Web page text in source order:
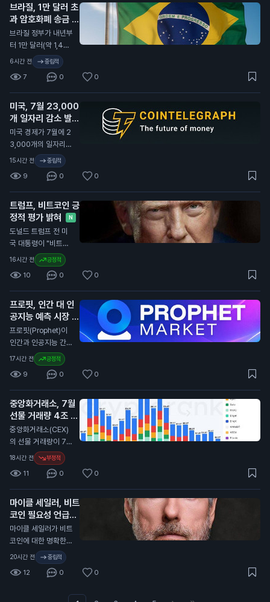
브라질, 1만 달러 초
과 암호화폐 송금 지
연 발표
N
브라질 정부가 내년부
터 1만 달러(약 1,400
만 원) 이상의 암호화
폐 송금을 최대 24시
간 지연시키기로 했습
니다. 이는 새로운 사
기 방지 규정에 따른
조치입니다. 이번 규
정은 외국 기업이나
개인 지갑으로의 송금
에 적용됩니다. 브라
질 정부는 이를 통해
금융 범죄를 예방하
고, 투명성을 높이겠
다는 의도를 밝혔습니
다. 새로운 규정은 내
년부터 시행될 예정입
니다. 일반 투자자에
거래가 늦어질 수 있
어, 자산 관리에 주의
해외 거래를 계획 중
인 투자자들은 이 점
을 고려해야 합니다.
6시간 전 중립적
7 0 0
미국, 7월 23,000
개 일자리 감소 발표
N
미국 경제가 7월에 2
3,000개의 일자리를
잃었다고 발표했습니
다. 이는 80,000개
의 일자리 증가 예상
과 크게 다릅니다. 미
국 노동부의 데이터에
따르면 실업률은 4.
1%로 소폭 감소했습
니다. 경제 전문가들
은 85,000개의 일자
리 증가를 예상했으
나, 실제로는 감소했
습니다. 이는 연방준
비제도(Fed)가 금리
인상 여부를 결정하는
데 중요한 영향을 미
칠 수 있습니다. 이번
투자자에게 중요한 신
호입니다. 금리 인상
가격에 긍정적인 영향
을 미칠 수 있습니다.
15시간 전 중립적
9 0 0
트럼프, 비트코인 긍
정적 평가 밝혀
N
도널드 트럼프 전 미
국 대통령이 "비트코
인은 큰 일이다. 사람
들이 비트코인으로 결
제하고 있다. 이는 달
러에 대한 압박을 줄
인다. 우리나라에 좋
은 일이다"라고 말했
습니다. 트럼프의 발
언은 암호화폐에 대한
긍정적인 시각을 드러
냅니다. 그의 아들들
이 지분을 가진 암호
화폐 채굴 회사인 아
메리칸 비트코인은 최
근 2분기 동안 5,72
0만 달러(약 800억
원)의 손실을 기록했
격이 2분기 동안 11%
하락한 영향이 컸습니
비트코인 932개를
채굴하며 생산량을 증
가시켰습니다. 트럼프
의 긍정적인 발언은
비트코인 가격에 긍정
적인 영향을 미칠 수
있습니다. 이는 일반
16시간 전 긍정적
10 0 0
프로핏, 인간 대 인
공지능 예측 시장 출
시
N
프로핏(Prophet)이
인간과 인공지능 간의
예측 시장을 출시했습
니다. 사용자는 어떤
주제든 시장을 만들고
프로핏과 직접 거래할
수 있습니다. 이 서비
스는 사용자에게 예측
을 통해 수익을 올릴
기회를 제공합니다.
프로핏은 인공지능을
활용해 예측의 정확성
을 높이고, 사용자들
은 자신의 전문 지식
을 활용해 시장을 형
성할 수 있습니다. 가
입 시 코드 "COIN10
1"을 입력하면 혜택을
예측 시장은 일반 투
자자에게 새로운 투자
인공지능과의 거래는
17시간 전 긍정적
9 0 0
중앙화거래소, 7월
선물 거래량 4조 달
러로 감소
N
중앙화거래소(CEX)
의 선물 거래량이 7월
에 4조 달러(약 5천
800조 원)로 감소했
습니다. 이는 2023
년 12월 이후 가장 낮
은 수준입니다. 이 통
계는 암호화폐 분석
플랫폼인 크립토랭크
(CryptoRank)의 자
료를 바탕으로 합니
다. 최근 몇 달 동안 기
술주 매도와 원자재
장이 불안정해졌습니
18시간 전 부정적
11 0 0
마이클 세일러, 비트
코인 필요성 언급
N
마이클 세일러가 비트
코인에 대한 명확한
규제가 필요하지 않다
고 주장했습니다. 그
는 미국이 명확한 규
20시간 전 중립적
12 0 0